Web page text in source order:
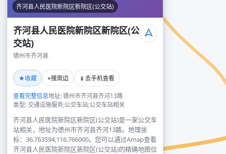
齐河县人民医院新院区新院区(公交站)
齐河县人民医院新院区新院区(公
交站)
德州市齐河县
★收藏 ⌖搜周边 📱 去手机查看
查看完整信息地址: 德州市齐河县齐河13路
类型: 交通设施服务;公交车站;公交车站相关
齐河县人民医院新院区新院区(公交站)是一家公交车
站相关，地址为德州市齐河县齐河13路。地理坐
标：36.763594,116.766000。您可以通过Amap查看
齐河县人民医院新院区新院区(公交站)的精确地图位